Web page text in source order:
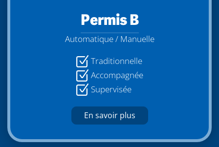
Permis B
Automatique / Manuelle
Traditionnelle
Accompagnée
Supervisée
En savoir plus